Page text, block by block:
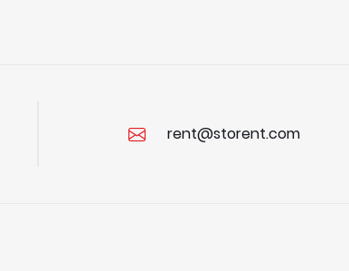
rent@storent.com